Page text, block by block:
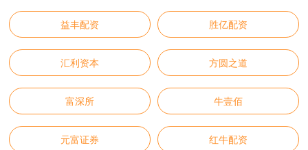
益丰配资 胜亿配资
汇利资本 方圆之道
富深所 牛壹佰
元富证券 红牛配资